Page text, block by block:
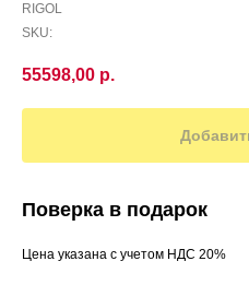
RIGOL
SKU:
55598,00 р.
Поверка в подарок
Цена указана с учетом НДС 20%